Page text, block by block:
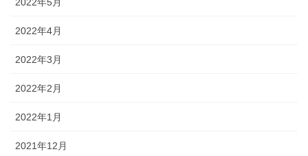
2022年4月
2022年3月
2022年2月
2022年1月
2021年12月